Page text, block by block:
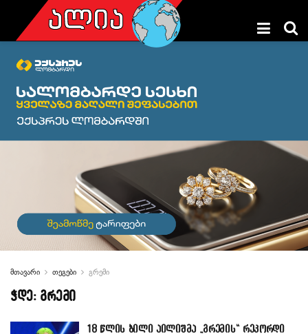
მთავარი თეგები გრემი
ჭდე: გრემი
18 წლის ბილი აილიშმა „გრემის“ რეკორდი